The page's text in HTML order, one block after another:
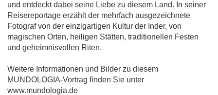
und entdeckt dabei seine Liebe zu diesem Land. In seiner
Reisereportage erzählt der mehrfach ausgezeichnete
Fotograf von der einzigartigen Kultur der Inder, von
magischen Orten, heiligen Stätten, traditionellen Festen
und geheimnisvollen Riten.
Weitere Informationen und Bilder zu diesem
MUNDOLOGIA-Vortrag finden Sie unter
www.mundologia.de